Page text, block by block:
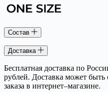
Состав
Доставка
Бесплатная доставка по
рублей. Доставка может
заказа в интернет–магазине.